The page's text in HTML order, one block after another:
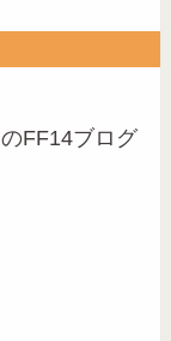
FF14ブログ